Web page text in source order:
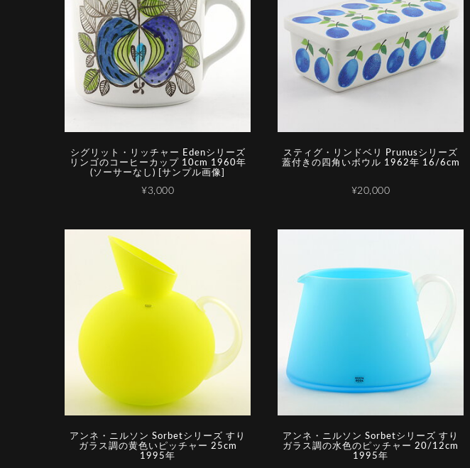
シグリット・リッチャー Edenシリーズ
リンゴのコーヒーカップ 10cm 1960年
(ソーサーなし) [サンプル画像]
¥3,000
スティグ・リンドベリ Prunusシリーズ
蓋付きの四角いボウル 1962年 16/6cm
¥20,000
アンネ・ニルソン Sorbetシリーズ すり
ガラス調の黄色いピッチャー 25cm
1995年
アンネ・ニルソン Sorbetシリーズ すり
ガラス調の水色のピッチャー 20/12cm
1995年